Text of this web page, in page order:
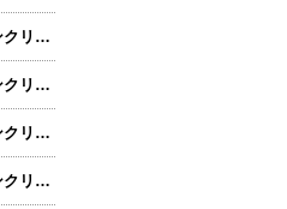
愛知県名古屋市 土間コンクリート工事 左官工事 真空 リングコンクリート工事 カッター工事 レベリング工 事 株式会社名南フロアー求人募集中
愛知県名古屋市 土間コンクリート工事 左官工事 真空 リングコンクリート工事 カッター工事 レベリング工 事 株式会社名南フロアー求人募集中
愛知県名古屋市 土間コンクリート工事 左官工事 真空 リングコンクリート工事 カッター工事 スタンプコン ク リート工事 株式会社名南フロアー求人募集中
愛知県名古屋市 土間コンクリート工事 左官工事 真空 リングコンクリート工事 カッター工事 スタンプコン ク リート工事 株式会社名南フロアー求人募集中